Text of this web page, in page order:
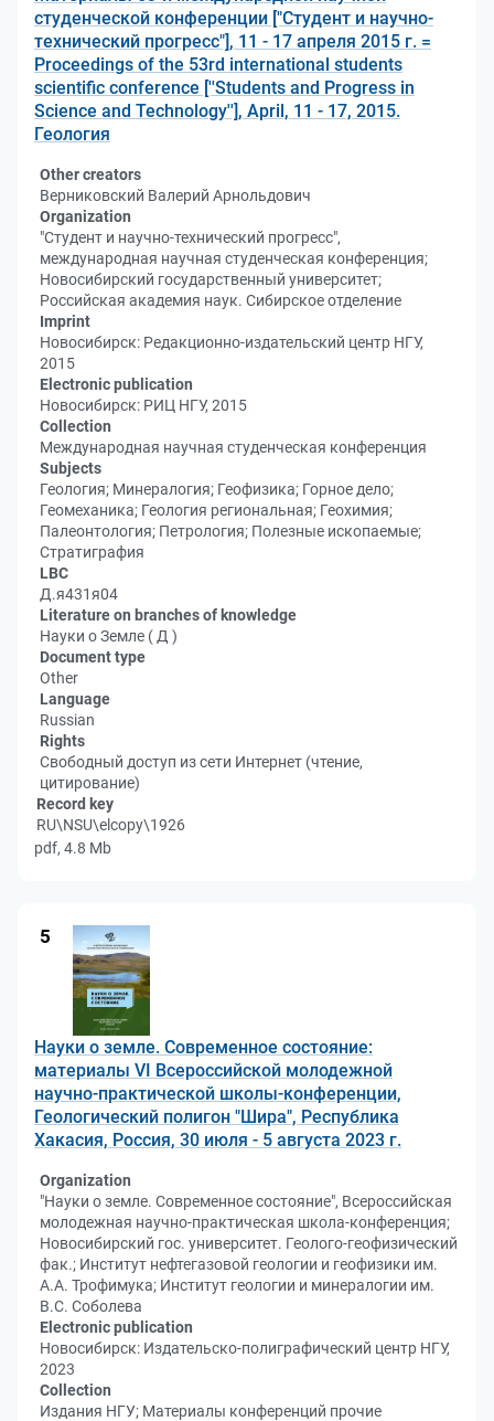
студенческой конференции ["Студент и научно-
технический прогресс"], 11 - 17 апреля 2015 г. =
Proceedings of the 53rd international students
scientific conference [''Students and Progress in
Science and Technology''], April, 11 - 17, 2015.
Геология
Other creators
Верниковский Валерий Арнольдович
Organization
"Студент и научно-технический прогресс",
международная научная студенческая конференция;
Новосибирский государственный университет;
Российская академия наук. Сибирское отделение
Imprint
Новосибирск: Редакционно-издательский центр НГУ,
2015
Electronic publication
Новосибирск: РИЦ НГУ, 2015
Collection
Международная научная студенческая конференция
Subjects
Геология; Минералогия; Геофизика; Горное дело;
Геомеханика; Геология региональная; Геохимия;
Палеонтология; Петрология; Полезные ископаемые;
Стратиграфия
LBC
Д.я431я04
Literature on branches of knowledge
Науки о Земле ( Д )
Document type
Other
Language
Russian
Rights
Свободный доступ из сети Интернет (чтение,
цитирование)
Record key
RU\NSU\elcopy\1926
pdf, 4.8 Mb
5
Науки о земле. Современное состояние:
материалы VI Всероссийской молодежной
научно-практической школы-конференции,
Геологический полигон "Шира", Республика
Хакасия, Россия, 30 июля - 5 августа 2023 г.
Organization
"Науки о земле. Современное состояние", Всероссийская
молодежная научно-практическая школа-конференция;
Новосибирский гос. университет. Геолого-геофизический
фак.; Институт нефтегазовой геологии и геофизики им.
А.А. Трофимука; Институт геологии и минералогии им.
В.С. Соболева
Electronic publication
Новосибирск: Издательско-полиграфический центр НГУ,
2023
Collection
Издания НГУ; Материалы конференций прочие